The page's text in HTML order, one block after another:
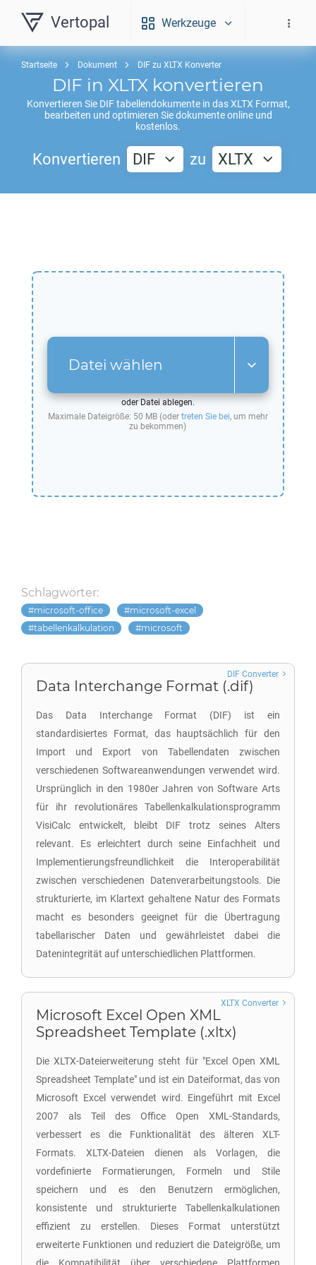
Vertopal Werkzeuge
Startseite Dokument DIF zu XLTX Konverter
DIF in XLTX konvertieren
Konvertieren Sie DIFtabellendokumente in dasXLTX Format,
bearbeiten und optimieren Sie dokumente online und
kostenlos.
Konvertieren DIF zu XLTX
Datei wählen
oder Datei ablegen.
Maximale Dateigröße: 50 MB (oder treten Sie bei, um mehr
zu bekommen)
Schlagwörter:
microsoft-office
microsoft-excel
tabellenkalkulation
microsoft
Data Interchange Format (.dif)
Das Data Interchange Format (DIF) ist ein
standardisiertes Format, das hauptsächlich für den
Import und Export von Tabellendaten zwischen
verschiedenen Softwareanwendungen verwendet wird.
Ursprünglich in den 1980er Jahren von Software Arts
für ihr revolutionäres Tabellenkalkulationsprogramm
VisiCalc entwickelt, bleibt DIF trotz seines Alters
relevant. Es erleichtert durch seine Einfachheit und
Implementierungsfreundlichkeit die Interoperabilität
zwischen verschiedenen Datenverarbeitungstools. Die
strukturierte, im Klartext gehaltene Natur des Formats
macht es besonders geeignet für die Übertragung
tabellarischer Daten und gewährleistet dabei die
Datenintegrität auf unterschiedlichen Plattformen.
DIF Converter
Microsoft Excel Open XML
Spreadsheet Template (.xltx)
Die XLTX-Dateierweiterung steht für "Excel Open XML
Spreadsheet Template" und ist ein Dateiformat, das von
Microsoft Excel verwendet wird. Eingeführt mit Excel
2007 als Teil des Office Open XML-Standards,
verbessert es die Funktionalität des älteren XLT-
Formats. XLTX-Dateien dienen als Vorlagen, die
vordefinierte Formatierungen, Formeln und Stile
speichern und es den Benutzern ermöglichen,
konsistente und strukturierte Tabellenkalkulationen
effizient zu erstellen. Dieses Format unterstützt
erweiterte Funktionen und reduziert die Dateigröße, um
XLTX Converter